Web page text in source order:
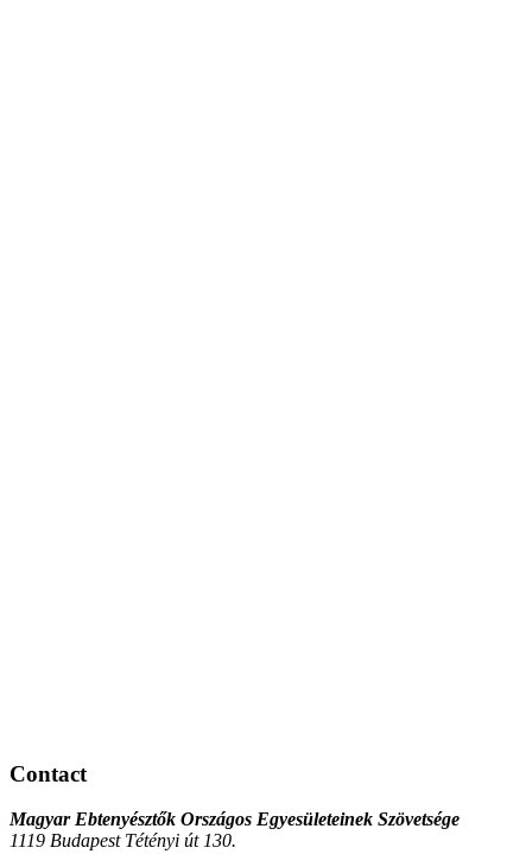
Contact
Magyar Ebtenyésztők Országos Egyesületeinek Szövetsége
1119 Budapest Tétényi út 130.